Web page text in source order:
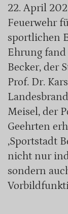
22. April
Feuerwehr
sportlichen
Ehrung
Becker, der
Prof. Dr.
Meisel, der
Geehrten
‚Sportstadt
nicht nur
sondern